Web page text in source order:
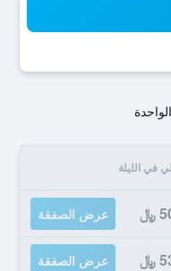
في الليلة
﷼ عرض الصفقة
﷼ عرض الصفقة